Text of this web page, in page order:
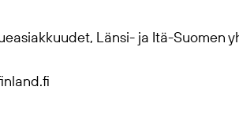
Länsi- ja Itä-Suomen